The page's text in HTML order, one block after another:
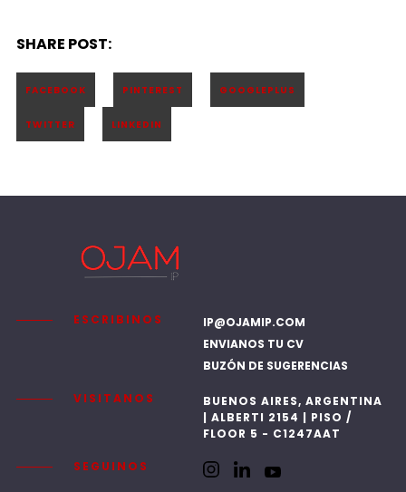
SHARE POST:
ESCRIBINOS
IP@OJAMIP.COM
ENVIANOS TU CV
BUZÓN DE SUGERENCIAS
VISITANOS
BUENOS AIRES, ARGENTINA
| ALBERTI 2154 | PISO /
FLOOR 5 - C1247AAT
SEGUINOS